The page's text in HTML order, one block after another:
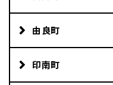
由良町
印南町